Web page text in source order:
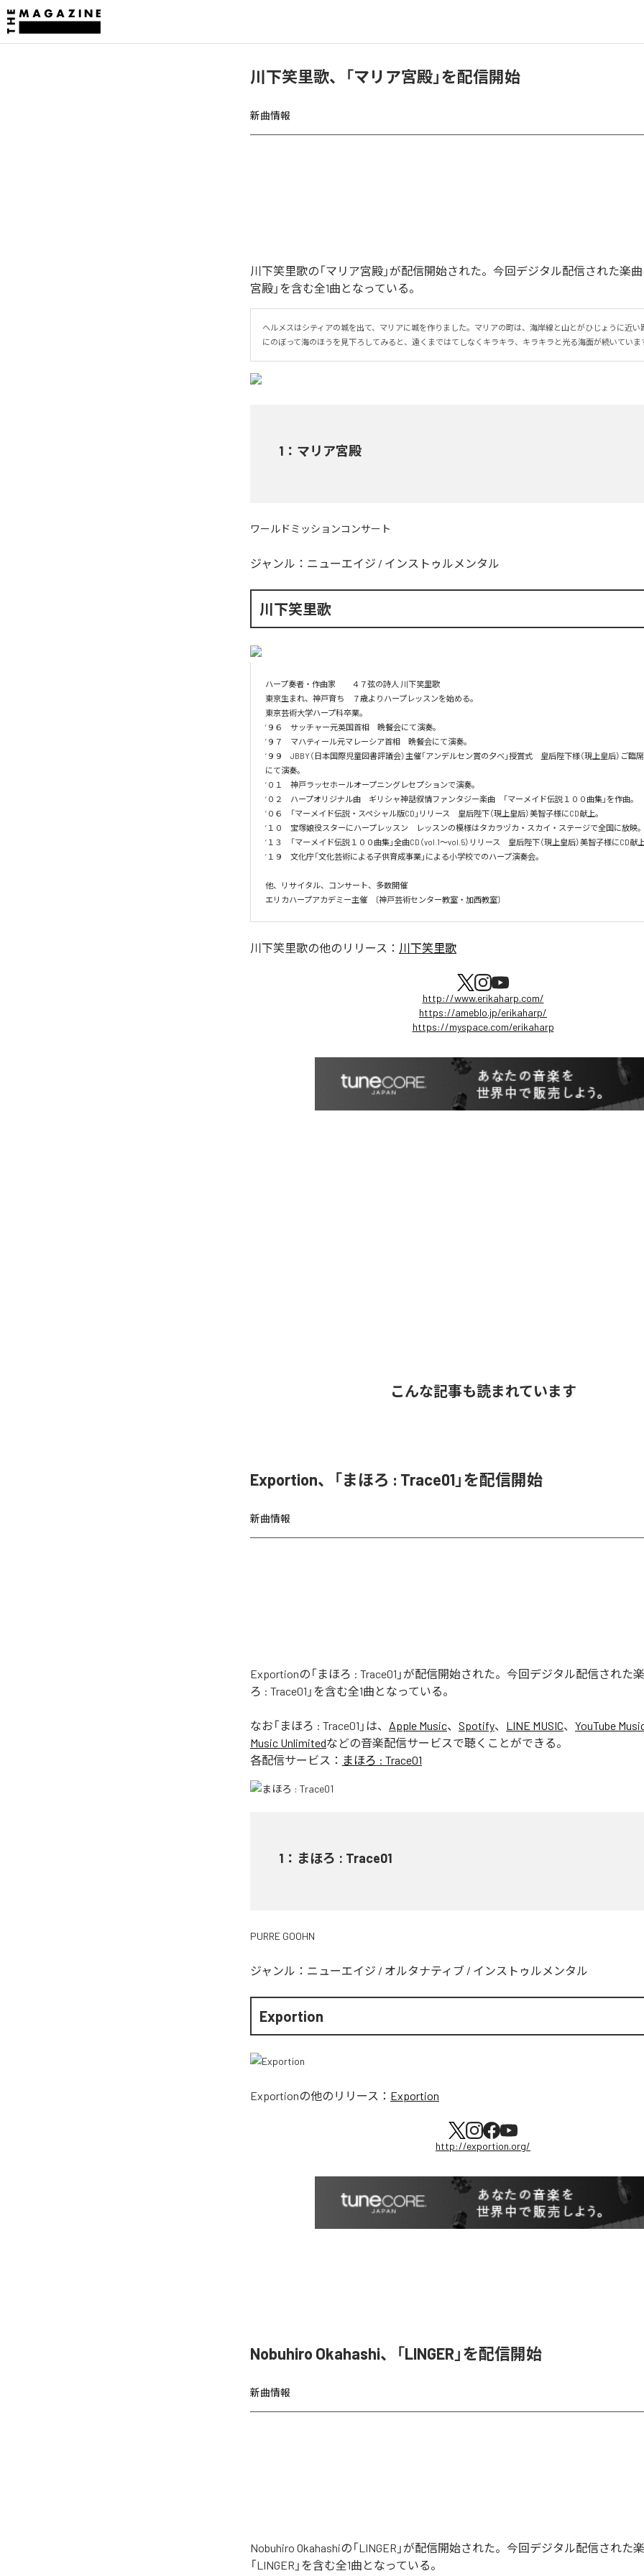
川下笑里歌、「マリア宮殿」を配信開始
新曲情報
川下笑里歌の「マリア宮殿」が配信開始された。今回デジタル配信された楽曲
宮殿」を含む全1曲となっている。
ヘルメスはシティアの城を出て、マリアに城を作りました。マリアの町は、海岸線と山とがひじょうに近い
にのぼって海のほうを見下ろしてみると、遠くまではてしなくキラキラ、キラキラと光る海面が続いていま
1 ： マリア宮殿
ワールドミッションコンサート
ジャンル： ニューエイジ / インストゥルメンタル
川下笑里歌
ハープ奏者・作曲家　　４７弦の詩人 川下笑里歌
東京生まれ、神戸育ち　７歳よりハープレッスンを始める。
東京芸術大学ハープ科卒業。
‘９６　サッチャー元英国首相　晩餐会にて演奏。
‘９７　マハティール元マレーシア首相　晩餐会にて演奏。
‘９９　JBBY（日本国際児童図書評議会）主催「アンデルセン賞の夕べ」授賞式　皇后陛下様（現上皇后）ご臨
にて演奏。
‘０１　神戸ラッセホールオープニングレセプションで演奏。
‘０２　ハープオリジナル曲　ギリシャ神話叙情ファンタジー楽曲　「マーメイド伝説１００曲集」を作曲。
‘０６　「マーメイド伝説・スペシャル版CD」リリース　皇后陛下（現上皇后）美智子様にCD献上。
‘１０　宝塚娘役スターにハープレッスン　レッスンの模様はタカラヅカ・スカイ・ステージで全国に放映。
‘１３　「マーメイド伝説１００曲集」全曲CD（vol.1～vol.5）リリース　皇后陛下（現上皇后）美智子様にCD献上
‘１９　文化庁「文化芸術による子供育成事業」による小学校でのハープ演奏会。
他、リサイタル、コンサート、多数開催
エリカハープアカデミー主催　〔神戸芸術センター教室・加西教室〕
川下笑里歌の他のリリース： 川下笑里歌
http://www.erikaharp.com/
https://ameblo.jp/erikaharp/
https://myspace.com/erikaharp
こんな記事も読まれています
Exportion、「まほろ : Trace01」を配信開始
新曲情報
Exportionの「まほろ : Trace01」が配信開始された。今回デジタル配信された
ろ : Trace01」を含む全1曲となっている。
なお「まほろ : Trace01 」は、 Apple Music、 Spotify、 LINE MUSIC、 YouTube
Music Unlimitedなどの音楽配信サービスで聴くことができる。
各配信サービス： まほろ : Trace01
1 ： まほろ : Trace01
PURRE GOOHN
ジャンル： ニューエイジ / オルタナティブ / インストゥルメンタル
Exportion
Exportionの他のリリース： Exportion
http://exportion.org/
Nobuhiro Okahashi、「LINGER」を配信開始
新曲情報
Nobuhiro Okahashiの「LINGER」が配信開始された。今回デジタル配信された楽
「LINGER」を含む全1曲となっている。